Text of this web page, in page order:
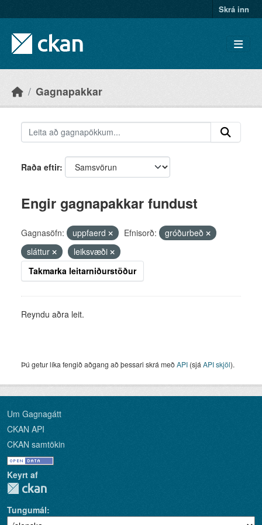
Skrá inn
Gagnapakkar
Raða eftir
Engir gagnapakkar fundust
Gagnasöfn: uppfaerd Efnisorð:
gróðurbeð
sláttur
leiksvæði
Takmarka leitarniðurstöður
Reyndu aðra leit.
Þú getur líka fengið aðgang að þessari skrá meðAPI (sjá API skjöl).
Um Gagnagátt
CKAN API
CKAN samtökin
Keyrt af
Tungumál